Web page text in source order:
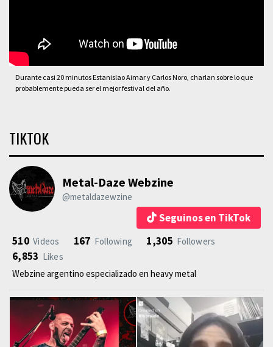
Durante casi 20 minutos Estanislao Aimar y Carlos Noro, charlan sobre lo que
probablemente pueda ser el mejor festival del año.
TIKTOK
Metal-Daze Webzine
@metaldazewzine
Seguinos en TikTok
510 Videos 167 Following 1,305 Followers
6,853 Likes
Webzine argentino especializado en heavy metal